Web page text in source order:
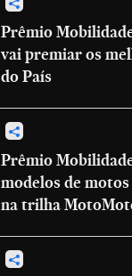
Prêmio
vai premiar os
do País
Prêmio
modelos de
na trilha